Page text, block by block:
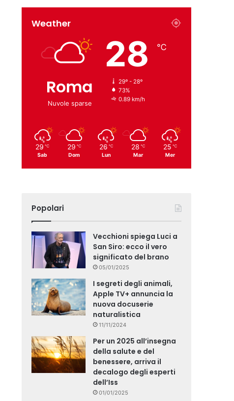
Weather
Roma
Nuvole sparse
28 ℃
29º - 28º
73%
0.89 km/h
29 ℃
Sab
29 ℃
Dom
26 ℃
Lun
28 ℃
Mar
25 ℃
Mer
Popolari
Vecchioni spiega Luci a
San Siro: ecco il vero
significato del brano
05/01/2025
I segreti degli animali,
Apple TV+ annuncia la
nuova docuserie
naturalistica
11/11/2024
Per un 2025 all’insegna
della salute e del
benessere, arriva il
decalogo degli esperti
dell’Iss
01/01/2025